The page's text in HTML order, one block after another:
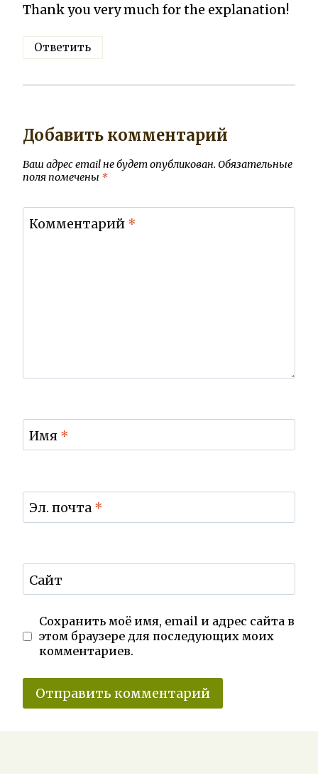
Thank you very much for the explanation!
Ответить
Добавить комментарий
Ваш адрес email не будет опубликован. Обязательные
поля помечены *
Комментарий *
Имя *
Эл. почта *
Сайт
Сохранить моё имя, email и адрес сайта в
этом браузере для последующих моих
комментариев.